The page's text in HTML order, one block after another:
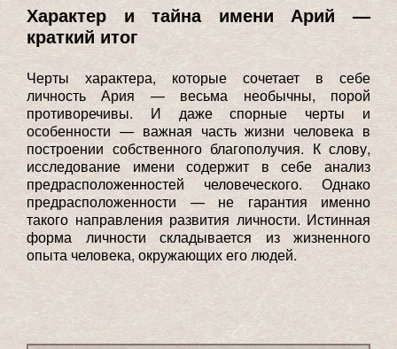
Характер и тайна имени Арий —
краткий итог
Черты характера, которые сочетает в себе
личность Ария — весьма необычны, порой
противоречивы. И даже спорные черты и
особенности — важная часть жизни человека в
построении собственного благополучия. К слову,
исследование имени содержит в себе анализ
предрасположенностей человеческого. Однако
предрасположенности — не гарантия именно
такого направления развития личности. Истинная
форма личности складывается из жизненного
опыта человека, окружающих его людей.